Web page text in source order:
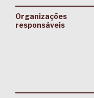
Organizações
responsáveis